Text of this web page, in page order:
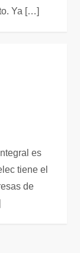
Ya […]
es
tiene el
de